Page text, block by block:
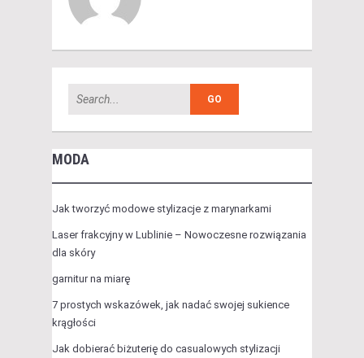
MODA
Jak tworzyć modowe stylizacje z marynarkami
Laser frakcyjny w Lublinie – Nowoczesne rozwiązania
dla skóry
garnitur na miarę
7 prostych wskazówek, jak nadać swojej sukience
krągłości
Jak dobierać biżuterię do casualowych stylizacji